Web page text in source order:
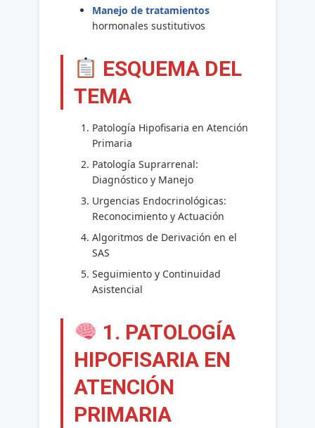
Manejo de tratamientos
hormonales sustitutivos
ESQUEMA DEL
TEMA
Patología Hipofisaria en Atención
Primaria
Patología Suprarrenal:
Diagnóstico y Manejo
Urgencias Endocrinológicas:
Reconocimiento y Actuación
Algoritmos de Derivación en el
SAS
Seguimiento y Continuidad
Asistencial
1. PATOLOGÍA
HIPOFISARIA EN
ATENCIÓN
PRIMARIA